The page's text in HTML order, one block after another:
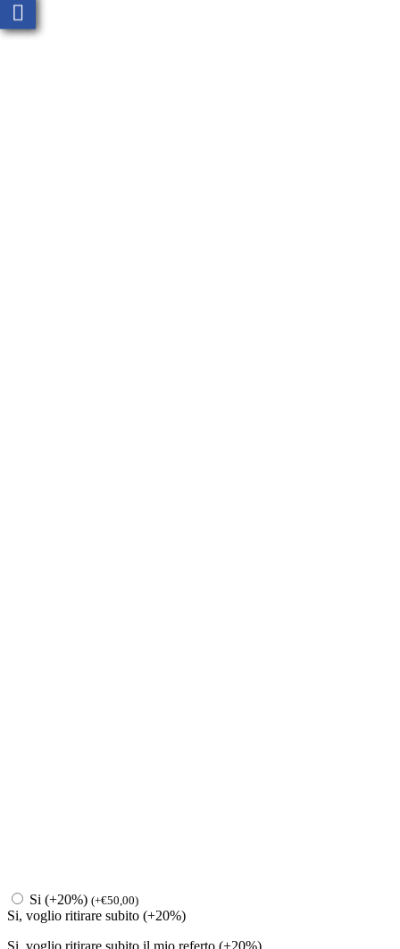
Si (+20%) (+€50,00)
Si, voglio ritirare subito (+20%)